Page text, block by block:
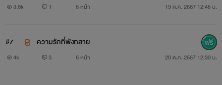
3.8k 1 5 หน้า 19 ต.ค. 2567 12:45 น.
#7 ความรักที่พังทลาย
4k 3 6 หน้า 20 ต.ค. 2567 12:30 น.